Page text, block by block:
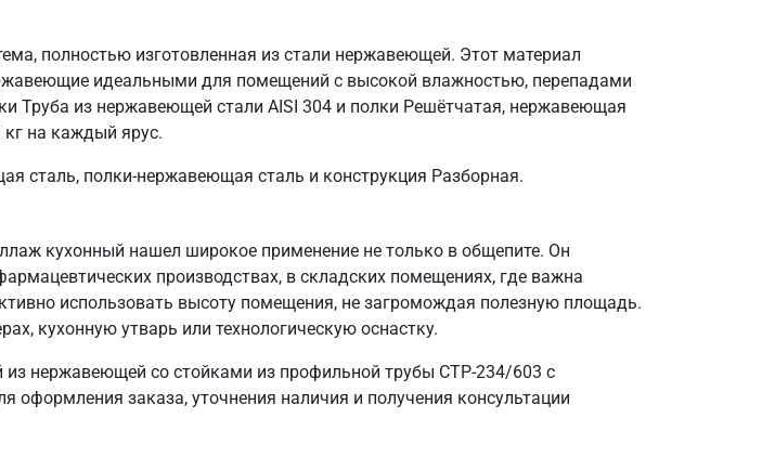
полностью изготовленная из стали нержавеющей. Этот материал
идеальными для помещений с высокой влажностью, перепадами
Труба из нержавеющей стали AISI 304 и полки Решётчатая, нержавеющая
на каждый ярус.
сталь, полки-нержавеющая сталь и конструкция Разборная.
кухонный нашел широкое применение не только в общепите. Он
производствах, в складских помещениях, где важна
использовать высоту помещения, не загромождая полезную площадь.
кухонную утварь или технологическую оснастку.
из нержавеющей со стойками из профильной трубы СТР-234/603 с
заказа, уточнения наличия и получения консультации